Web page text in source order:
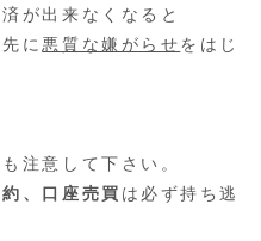
が出来なくなると
に 悪質な嫌がらせをはじ
も注意して下さい。
、口座売買 は必ず持ち逃